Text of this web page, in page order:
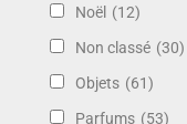
Noël (12)
Non classé (30)
Objets (61)
Parfums (53)